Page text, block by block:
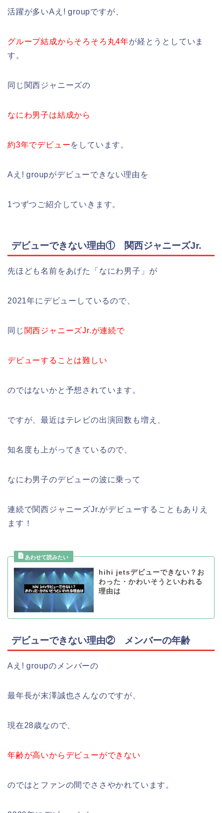
活躍が多いAえ! groupですが、
グループ結成からそろそろ丸4年が経とうとしていま
す。
同じ関西ジャニーズの
なにわ男子は結成から
約3年でデビューをしています。
Aえ! groupがデビューできない理由を
1つずつご紹介していきます。
デビューできない理由① 関西ジャニーズJr.
先ほども名前をあげた「なにわ男子」が
2021年にデビューしているので、
同じ 関西ジャニーズJr.が連続で
デビューすることは難しい
のではないかと予想されています。
ですが、最近はテレビの出演回数も増え、
知名度も上がってきているので、
なにわ男子のデビューの波に乗って
連続で関西ジャニーズJr.がデビューすることもありえ
ます！
hihi jetsデビューできない？お
わった・かわいそうといわれる
理由は
デビューできない理由② メンバーの年齢
Aえ! groupのメンバーの
最年長が末澤誠也さんなのですが、
現在28歳なので、
年齢が高いからデビューができない
のではとファンの間でささやかれています。